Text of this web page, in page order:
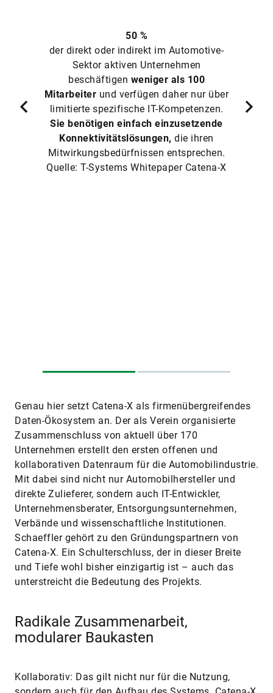
50 %
der direkt oder indirekt im Automotive-
Sektor aktiven Unternehmen
beschäftigen weniger als 100
Mitarbeiter und verfügen daher nur über
limitierte spezifische IT-Kompetenzen.
Sie benötigen einfach einzusetzende
Konnektivitätslösungen, die ihren
Mitwirkungsbedürfnissen entsprechen.
Quelle: T-Systems Whitepaper Catena-X
Genau hier setzt Catena-X als firmenübergreifendes
Daten-Ökosystem an. Der als Verein organisierte
Zusammenschluss von aktuell über 170
Unternehmen erstellt den ersten offenen und
kollaborativen Datenraum für die Automobilindustrie.
Mit dabei sind nicht nur Automobilhersteller und
direkte Zulieferer, sondern auch IT-Entwickler,
Unternehmensberater, Entsorgungsunternehmen,
Verbände und wissenschaftliche Institutionen.
Schaeffler gehört zu den Gründungspartnern von
Catena-X. Ein Schulterschluss, der in dieser Breite
und Tiefe wohl bisher einzigartig ist – auch das
unterstreicht die Bedeutung des Projekts.
Radikale Zusammenarbeit,
modularer Baukasten
Kollaborativ: Das gilt nicht nur für die Nutzung,